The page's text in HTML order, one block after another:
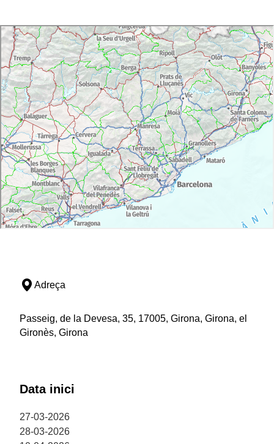
Adreça
Passeig, de la Devesa, 35, 17005, Girona, Girona, el
Gironès, Girona
Data inici
27-03-2026
28-03-2026